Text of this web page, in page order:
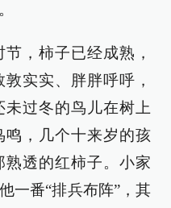
，柿子已经成熟，
实实、胖胖呼呼，
过冬的鸟儿在树上
鸣，几个十来岁的孩
透的红柿子。小家
一番“排兵布阵”，其